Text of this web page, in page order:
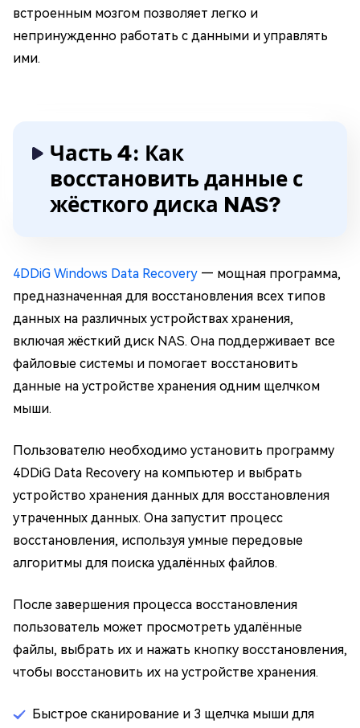
встроенным мозгом позволяет легко и
непринужденно работать с данными и управлять
ими.
Часть 4: Как
восстановить данные с
жёсткого диска NAS?
4DDiG Windows Data Recovery — мощная программа,
предназначенная для восстановления всех типов
данных на различных устройствах хранения,
включая жёсткий диск NAS. Она поддерживает все
файловые системы и помогает восстановить
данные на устройстве хранения одним щелчком
мыши.
Пользователю необходимо установить программу
4DDiG Data Recovery на компьютер и выбрать
устройство хранения данных для восстановления
утраченных данных. Она запустит процесс
восстановления, используя умные передовые
алгоритмы для поиска удалённых файлов.
После завершения процесса восстановления
пользователь может просмотреть удалённые
файлы, выбрать их и нажать кнопку восстановления,
чтобы восстановить их на устройстве хранения.
Быстрое сканирование и 3 щелчка мыши для